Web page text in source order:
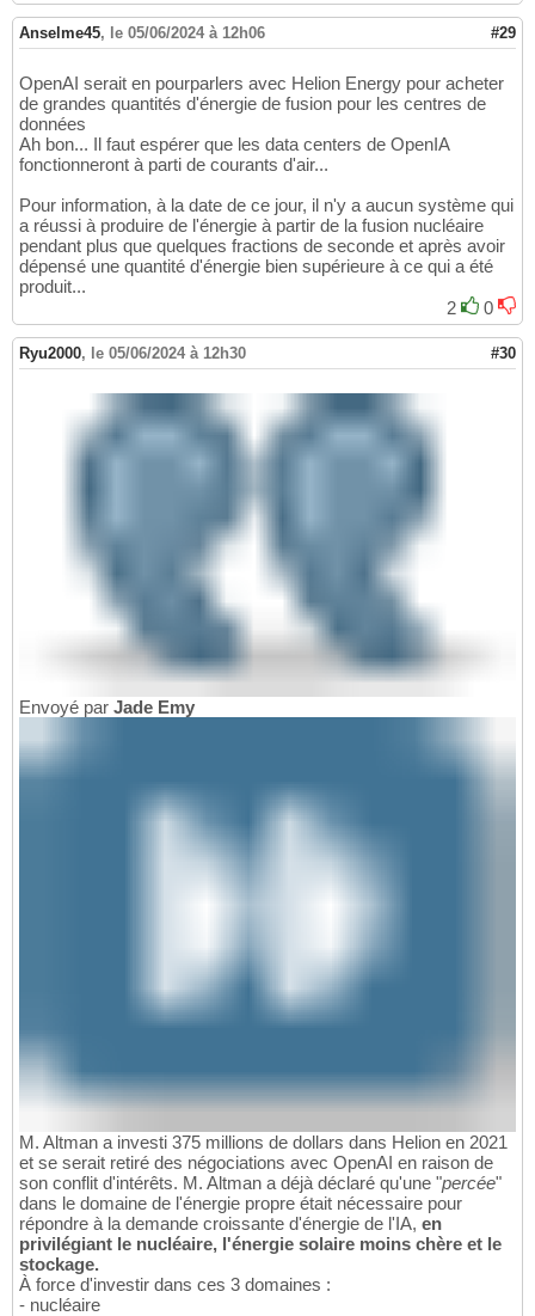
Anselme45, le 05/06/2024 à 12h06 #29
OpenAI serait en pourparlers avec Helion Energy pour acheter
de grandes quantités d'énergie de fusion pour les centres de
données
Ah bon... Il faut espérer que les data centers de OpenIA
fonctionneront à parti de courants d'air...
Pour information, à la date de ce jour, il n'y a aucun système qui
a réussi à produire de l'énergie à partir de la fusion nucléaire
pendant plus que quelques fractions de seconde et après avoir
dépensé une quantité d'énergie bien supérieure à ce qui a été
produit...
2
0
Ryu2000, le 05/06/2024 à 12h30 #30
Envoyé par Jade Emy
M. Altman a investi 375 millions de dollars dans Helion en 2021
et se serait retiré des négociations avec OpenAI en raison de
son conflit d'intérêts. M. Altman a déjà déclaré qu'une "percée"
dans le domaine de l'énergie propre était nécessaire pour
répondre à la demande croissante d'énergie de l'IA, en
privilégiant le nucléaire, l'énergie solaire moins chère et le
stockage.
À force d'investir dans ces 3 domaines :
- nucléaire